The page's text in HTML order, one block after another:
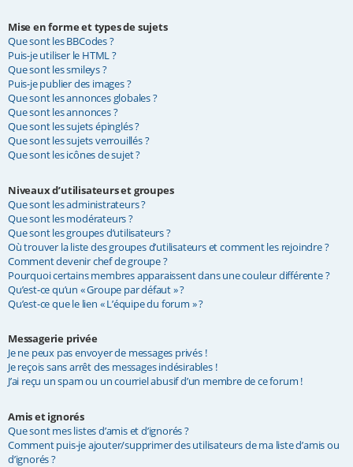
Mise en forme et types de sujets
Que sont les BBCodes ?
Puis-je utiliser le HTML ?
Que sont les smileys ?
Puis-je publier des images ?
Que sont les annonces globales ?
Que sont les annonces ?
Que sont les sujets épinglés ?
Que sont les sujets verrouillés ?
Que sont les icônes de sujet ?
Niveaux d’utilisateurs et groupes
Que sont les administrateurs ?
Que sont les modérateurs ?
Que sont les groupes d’utilisateurs ?
Où trouver la liste des groupes d’utilisateurs et comment les rejoindre ?
Comment devenir chef de groupe ?
Pourquoi certains membres apparaissent dans une couleur différente ?
Qu’est-ce qu’un « Groupe par défaut » ?
Qu’est-ce que le lien « L’équipe du forum » ?
Messagerie privée
Je ne peux pas envoyer de messages privés !
Je reçois sans arrêt des messages indésirables !
J’ai reçu un spam ou un courriel abusif d’un membre de ce forum !
Amis et ignorés
Que sont mes listes d’amis et d’ignorés ?
Comment puis-je ajouter/supprimer des utilisateurs de ma liste d’amis ou
d’ignorés ?